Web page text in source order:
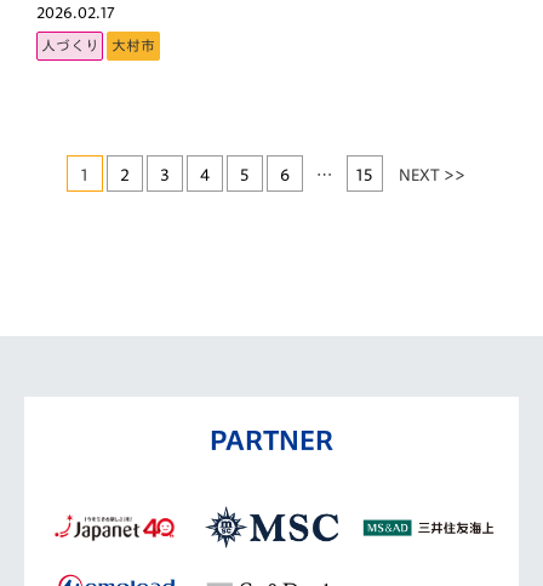
2026.02.17
人づくり 大村市
1 2 3 4 5 6 … 15 NEXT >>
PARTNER